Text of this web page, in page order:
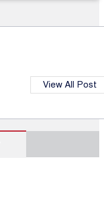
View All Post